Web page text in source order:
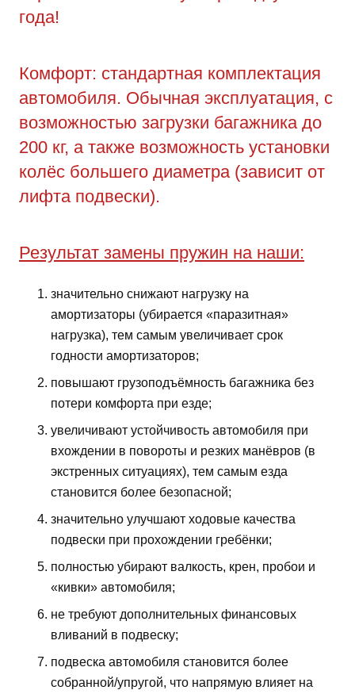
года!
Комфорт: стандартная комплектация
автомобиля. Обычная эксплуатация, с
возможностью загрузки багажника до
200 кг, а также возможность установки
колёс большего диаметра (зависит от
лифта подвески).
Результат замены пружин на наши:
значительно снижают нагрузку на
амортизаторы (убирается «паразитная»
нагрузка), тем самым увеличивает срок
годности амортизаторов;
повышают грузоподъёмность багажника без
потери комфорта при езде;
увеличивают устойчивость автомобиля при
вхождении в повороты и резких манёвров (в
экстренных ситуациях), тем самым езда
становится более безопасной;
значительно улучшают ходовые качества
подвески при прохождении гребёнки;
полностью убирают валкость, крен, пробои и
«кивки» автомобиля;
не требуют дополнительных финансовых
вливаний в подвеску;
подвеска автомобиля становится более
собранной/упругой, что напрямую влияет на